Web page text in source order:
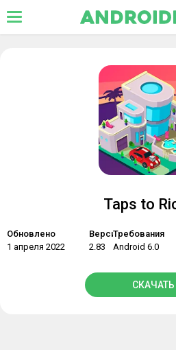
Taps to
Обновлено
1 апреля 2022
Версия
2.83
Требования
Android 6.0
СКАЧАТЬ